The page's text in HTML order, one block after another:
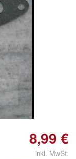
8,99 €
inkl. MwSt.